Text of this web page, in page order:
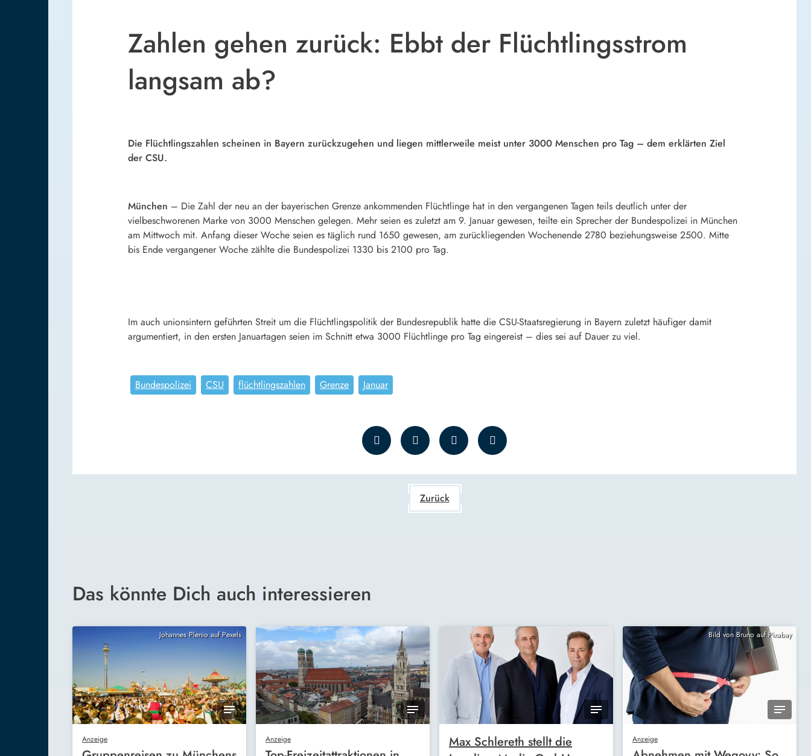
Zahlen gehen zurück: Ebbt der Flüchtlingsstrom
langsam ab?
Die Flüchtlingszahlen scheinen in Bayern zurückzugehen und liegen mittlerweile meist unter 3000 Menschen pro Tag – dem erklärten Ziel
der CSU.
München – Die Zahl der neu an der bayerischen Grenze ankommenden Flüchtlinge hat in den vergangenen Tagen teils deutlich unter der
vielbeschworenen Marke von 3000 Menschen gelegen. Mehr seien es zuletzt am 9. Januar gewesen, teilte ein Sprecher der Bundespolizei in München
am Mittwoch mit. Anfang dieser Woche seien es täglich rund 1650 gewesen, am zurückliegenden Wochenende 2780 beziehungsweise 2500. Mitte
bis Ende vergangener Woche zählte die Bundespolizei 1330 bis 2100 pro Tag.
Im auch unionsintern geführten Streit um die Flüchtlingspolitik der Bundesrepublik hatte die CSU-Staatsregierung in Bayern zuletzt häufiger damit
argumentiert, in den ersten Januartagen seien im Schnitt etwa 3000 Flüchtlinge pro Tag eingereist – dies sei auf Dauer zu viel.
Bundespolizei CSU flüchtlingszahlen Grenze Januar
Zurück
Das könnte Dich auch interessieren
Johannes Plenio auf Pexels
Anzeige Anzeige
Max Schlereth stellt die
Bild von Bruno auf Pixabay
Anzeige